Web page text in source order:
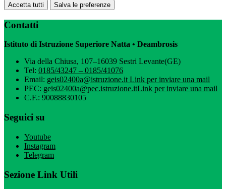
Accetta tutti Salva le preferenze
Contatti
Istituto di Istruzione Superiore Natta • Deambrosis
Via della Chiusa, 107–16039 Sestri Levante(GE)
Tel: 0185/43247 – 0185/41076
Email: geis02400a@istruzione.itLink per inviare una mail
PEC: geis02400a@pec.istruzione.itLink per inviare una mail
C.F.: 90088830105
Seguici su
Youtube
Instagram
Telegram
Sezione Link Utili